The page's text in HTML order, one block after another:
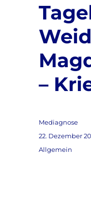
–
Autor
Mediagnose
Veröffentlicht
am
22. Dezember
Kategorien
Allgemein